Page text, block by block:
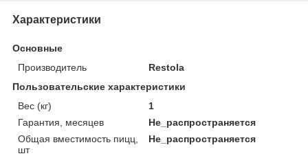
Характеристики
Основные
Производитель
Restola
Пользовательские характеристики
Вес (кг)
1
Гарантия, месяцев
Не_распространяется
Общая вместимость пицц,
шт
Не_распространяется